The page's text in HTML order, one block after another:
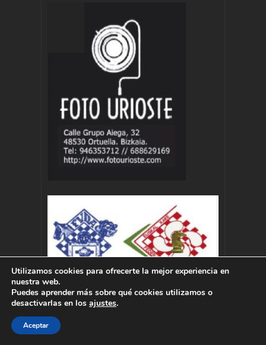
Utilizamos cookies para ofrecerte la mejor experiencia en
nuestra web.
Puedes aprender más sobre qué cookies utilizamos o
desactivarlas en los ajustes.
Aceptar